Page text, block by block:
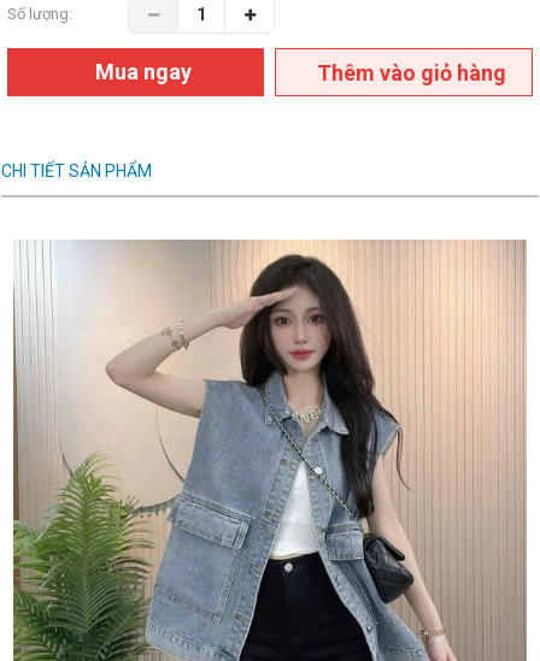
Số lượng:
Mua ngay Thêm vào giỏ hàng
CHI TIẾT SẢN PHẨM